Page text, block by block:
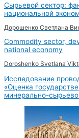
Сырьевой сектор:
национальной
Дорошенко Светлана
Commodity sector,
national economy
Doroshenko Svetlana
Исследование
«Оценка
минерально-